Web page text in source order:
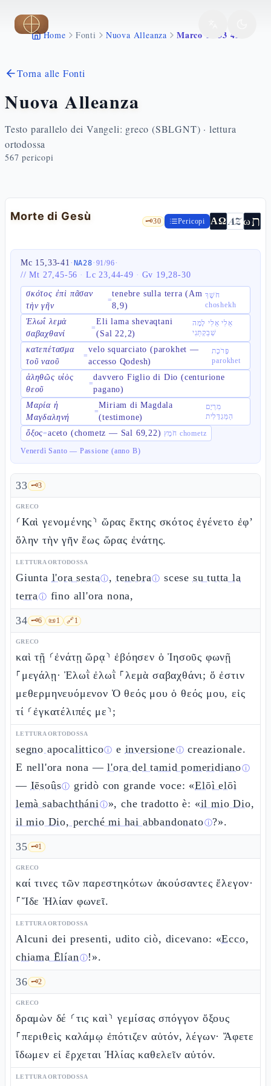
Vai al contenuto principale
Home Fonti Nuova Alleanza Marco 15 33 41
Torna alle Fonti
Nuova Alleanza
Testo parallelo dei Vangeli: greco (SBLGNT) · lettura
ortodossa
567 pericopi
Morte di Gesù 🗝️30 Pericopi ΑΩ AZωת
Mc 15,33-41 · NA28· 91/96·
//Mt 27,45-56 · Lc 23,44-49 · Gv 19,28-30
σκότος ἐπὶ πᾶσαν
τὴν γῆν
=
tenebre sulla terra (Am
8,9)
חֹשֶׁךְ
choshekh
Ἐλωΐ λεμὰ
σαβαχθανί
=
Eli lama shevaqtani
(Sal 22,2)
אֵלִי אֵלִי לָמָה
שְׁבַקְתַּנִי
κατεπέτασμα
τοῦ ναοῦ
=
velo squarciato (parokhet —
accesso Qodesh)
פָּרֹכֶת
parokhet
ἀληθῶς υἱὸς
θεοῦ
=
davvero Figlio di Dio (centurione
pagano)
Μαρία ἡ
Μαγδαληνή
=
Miriam di Magdala
(testimone)
מִרְיָם
הַמַּגְדָּלִית
ὄξος=aceto (chometz — Sal 69,22) חֹמֶץ chometz
Venerdì Santo — Passione (anno B)
33 🗝️3
GRECO
⸂Καὶ γενομένης⸃ ὥρας ἕκτης σκότος ἐγένετο ἐφ’
ὅλην τὴν γῆν ἕως ὥρας ἐνάτης.
LETTURA ORTODOSSA
Giunta l'ora sestaⓘ, tenebraⓘ scese su tutta la
terraⓘ fino all'ora nona,
34 🗝️6 📜1 🔗1
GRECO
καὶ τῇ ⸂ἐνάτῃ ὥρᾳ⸃ ἐβόησεν ὁ Ἰησοῦς φωνῇ
⸀μεγάλῃ· Ἐλωῒ ἐλωῒ ⸀λεμὰ σαβαχθάνι; ὅ ἐστιν
μεθερμηνευόμενον Ὁ θεός μου ὁ θεός μου, εἰς
τί ⸂ἐγκατέλιπές με⸃;
LETTURA ORTODOSSA
segno apocalitticoⓘ e inversioneⓘ creazionale.
E nell'ora nona —l'ora del tamid pomeridianoⓘ
— Iēsoûsⓘ gridò con grande voce: «Elōì elōì
lemà sabachthániⓘ», che tradotto è: «il mio Dio,
il mio Dio, perché mi hai abbandonatoⓘ?».
35 🗝️1
GRECO
καί τινες τῶν παρεστηκότων ἀκούσαντες ἔλεγον·
⸀Ἴδε Ἠλίαν φωνεῖ.
LETTURA ORTODOSSA
Alcuni dei presenti, udito ciò, dicevano: «Ecco,
chiama Ēlíanⓘ!».
36 🗝️2
GRECO
δραμὼν δέ ⸂τις καὶ⸃ γεμίσας σπόγγον ὄξους
⸀περιθεὶς καλάμῳ ἐπότιζεν αὐτόν, λέγων· Ἄφετε
ἴδωμεν εἰ ἔρχεται Ἠλίας καθελεῖν αὐτόν.
LETTURA ORTODOSSA